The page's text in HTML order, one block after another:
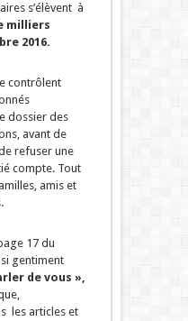
s’élèvent à
milliers
2016.
contrôlent
dossier des
avant de
refuser une
compte. Tout
amis et
17 du
gentiment
de vous »,
les articles et